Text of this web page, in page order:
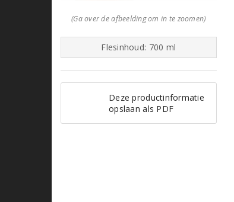
(Ga over de afbeelding om in te zoomen)
Flesinhoud: 700 ml
Deze productinformatie
opslaan als PDF